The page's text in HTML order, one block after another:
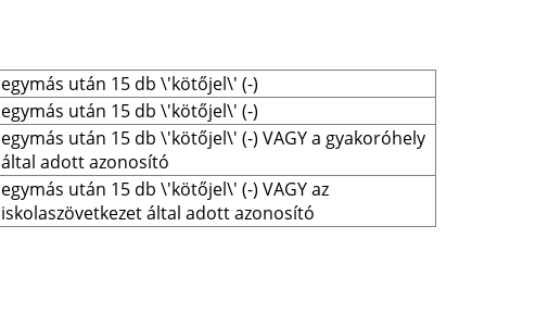
egymás után 15 db \'kötőjel\' (-)
egymás után 15 db \'kötőjel\' (-)
egymás után 15 db \'kötőjel\' (-) VAGY a gyakoróhely
által adott azonosító
egymás után 15 db \'kötőjel\' (-) VAGY az
iskolaszövetkezet által adott azonosító